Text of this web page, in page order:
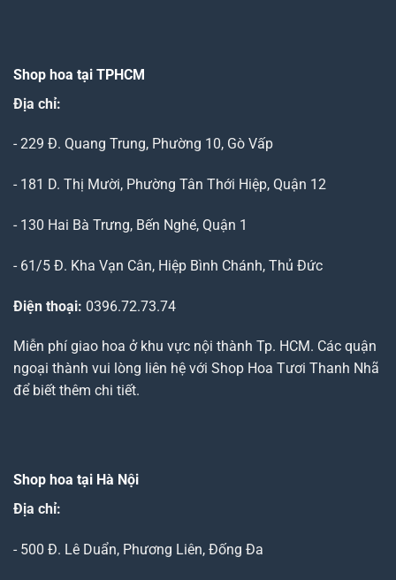
Shop hoa tại TPHCM
Địa chỉ:
- 229 Đ. Quang Trung, Phường 10, Gò Vấp
- 181 D. Thị Mười, Phường Tân Thới Hiệp, Quận 12
- 130 Hai Bà Trưng, Bến Nghé, Quận 1
- 61/5 Đ. Kha Vạn Cân, Hiệp Bình Chánh, Thủ Đức
Điện thoại: 0396.72.73.74
Miễn phí giao hoa ở khu vực nội thành Tp. HCM. Các quận
ngoại thành vui lòng liên hệ với Shop Hoa Tươi Thanh Nhã
để biết thêm chi tiết.
Shop hoa tại Hà Nội
Địa chỉ:
- 500 Đ. Lê Duẩn, Phương Liên, Đống Đa